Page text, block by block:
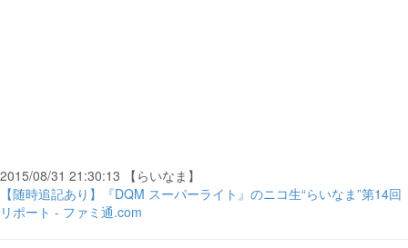
2015/08/31 21:30:13 【らいなま】
【随時追記あり】『DQM スーパーライト』のニコ生“らいなま”第14回
リポート - ファミ通.com